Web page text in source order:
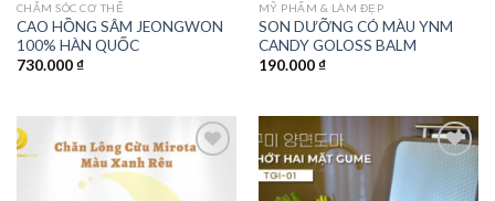
CHĂM SÓC CƠ THỂ
CAO HỒNG SÂM JEONGWON
100% HÀN QUỐC
730.000₫
MỸ PHẨM & LÀM ĐẸP
SON DƯỠNG CÓ MÀU YNM
CANDY GOLOSS BALM
190.000₫